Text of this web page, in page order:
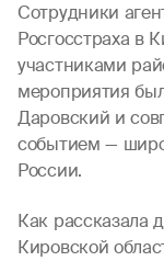
Сотрудники
Росгосстраха в
участниками
мероприятия
Даровский и
событием —
России.
Как рассказала
Кировской